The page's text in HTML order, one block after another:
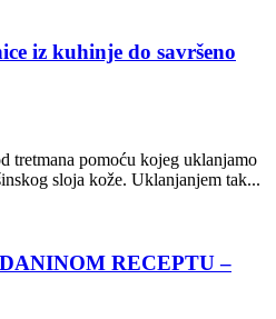
iz kuhinje do savršeno
tretmana pomoću kojeg uklanjamo
sloja kože. Uklanjanjem tak...
RECEPTU –